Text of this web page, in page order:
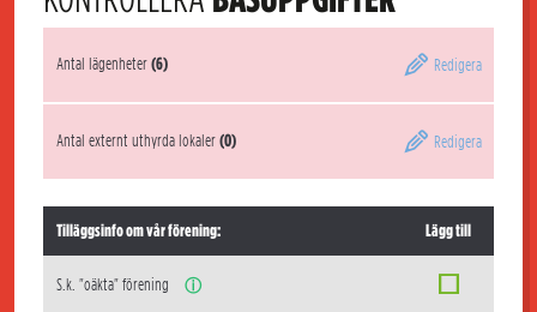
Antal lägenheter(6) Redigera
Antal externt uthyrda lokaler(0) Redigera
Tilläggsinfo om vår förening: Lägg till
S.k. "oäkta" förening ⓘ